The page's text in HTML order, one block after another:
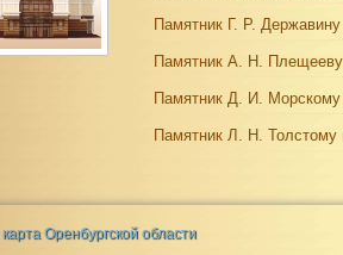
Памятник Г. Р. Державину
Памятник А. Н. Плещееву
Памятник Д. И.
Памятник Л. Н. Толстому
Оренбургской области